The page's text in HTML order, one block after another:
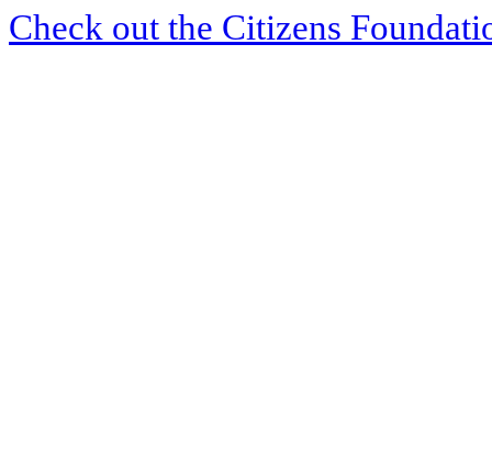
Check out the Citizens